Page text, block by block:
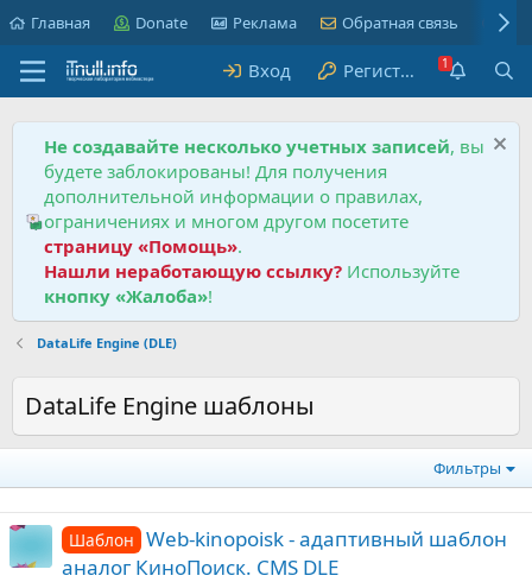
Главная Donate Реклама Обратная связь
Вход Регистрация
Не создавайте несколько учетных записей, вы
будете заблокированы! Для получения
дополнительной информации о правилах,
ограничениях и многом другом посетите
страницу «Помощь».
Нашли неработающую ссылку? Используйте
кнопку «Жалоба»!
DataLife Engine (DLE)
DataLife Engine шаблоны
Фильтры
Шаблон Web-kinopoisk - адаптивный шаблон
аналог КиноПоиск. CMS DLE